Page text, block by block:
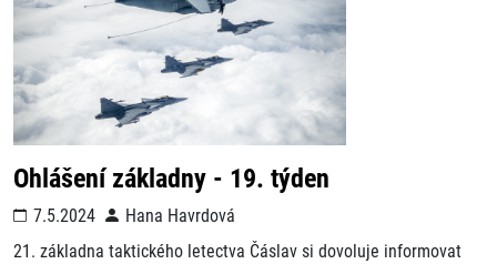
Ohlášení základny - 19. týden
7.5.2024
Hana Havrdová
21. základna taktického letectva Čáslav si dovoluje informovat